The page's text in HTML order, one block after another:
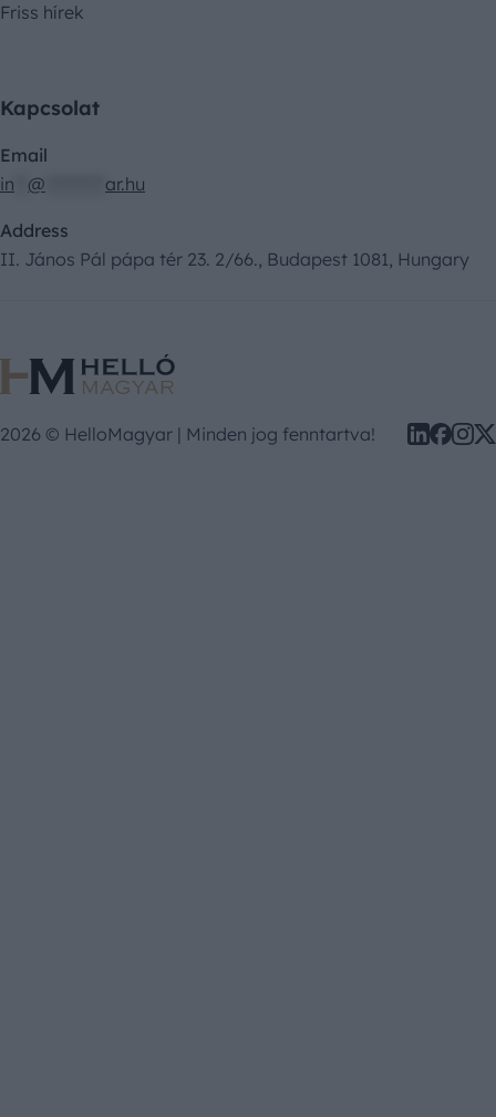
Friss hírek
Kapcsolat
Email
in
@ ar.hu
Address
II. János Pál pápa tér 23. 2/66., Budapest 1081, Hungary
2026 © HelloMagyar | Minden jog fenntartva!